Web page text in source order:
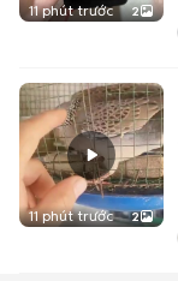
11 phút trước 2
11 phút trước 2